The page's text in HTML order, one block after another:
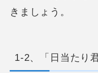
きましょう。
1-2、「日当たり